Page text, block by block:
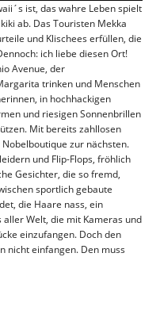
ist, das wahre Leben spielt
ab. Das Touristen Mekka
und Klischees erfüllen, die
ich liebe diesen Ort!
Avenue, der
trinken und Menschen
in hochhackigen
und riesigen Sonnenbrillen
Mit bereits zahllosen
zur nächsten.
und Flip-Flops, fröhlich
Gesichter, die so fremd,
sportlich gebaute
die Haare nass, ein
Welt, die mit Kameras und
einzufangen. Doch den
nicht einfangen. Den muss